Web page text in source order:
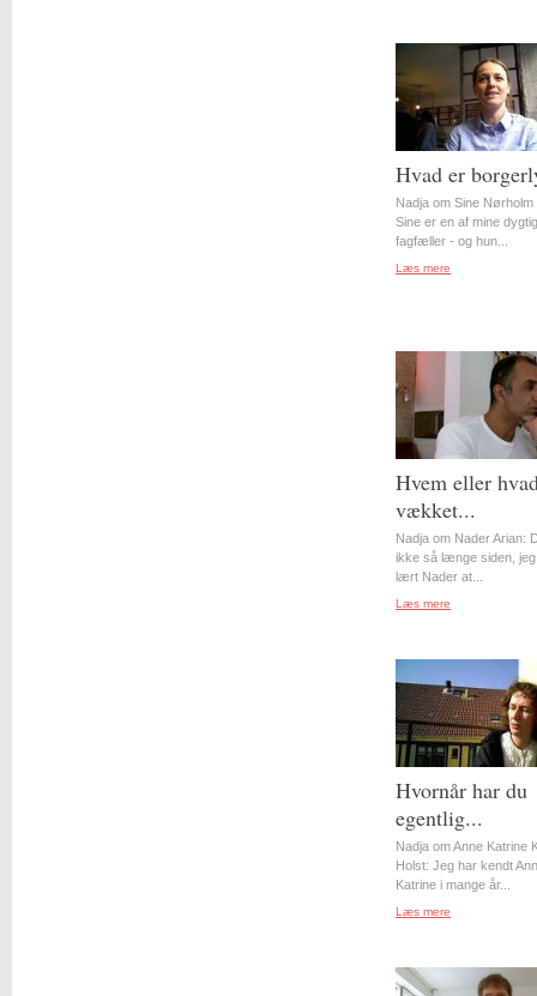
Hvad er
Nadja om Sine
Sine er en af mine
fagfæller - og hun...
Læs mere
Hvem eller
vækket...
Nadja om Nader Arian:
ikke så længe siden,
lært Nader at...
Læs mere
Hvornår har du
egentlig...
Nadja om Anne Katrine
Holst: Jeg har kendt
Katrine i mange år...
Læs mere